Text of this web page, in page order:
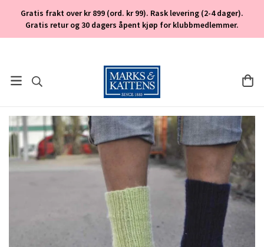
Gratis frakt over kr 899 (ord. kr 99). Rask levering (2-4 dager).
Gratis retur og 30 dagers åpent kjøp for klubbmedlemmer.